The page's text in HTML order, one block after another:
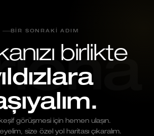
BIR SONRAKI ADIM
birlikte
görüşmesi için hemen ulaşın.
size özel yol haritası çıkaralım.